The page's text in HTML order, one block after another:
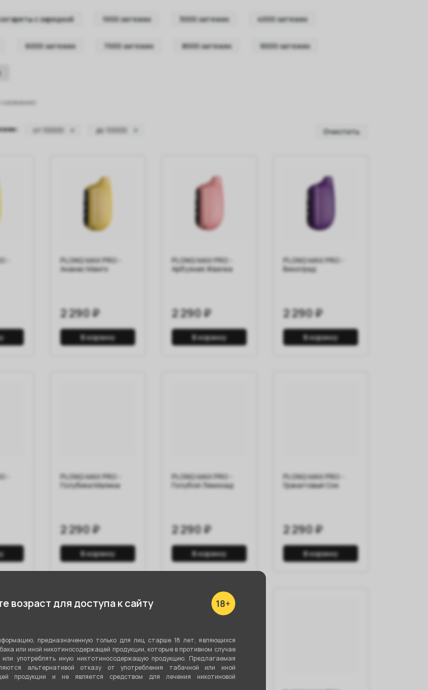
возраст для доступа к сайту
предназначенную только для лиц старше 18 лет, являющихся
или иной никотиносодержащей продукции, которые в противном случае
или употреблять иную никтотиносодержащую продукцию. Предлагаемая
альтернативой отказу от употребления табачной или иной
продукции и не является средством для лечения никотиновой
с зарядкой 1000 затяжек 3000 затяжек 4000 затяжек
6000 затяжек 7000 затяжек 8000 затяжек 9000 затяжек
названию
от 10000 до 10000 Очистить
-
PLONQ MAX PRO -
Ананас Манго
2 290 ₽
В корзину
PLONQ MAX PRO -
Арбузная Жвачка
2 290 ₽
В корзину
PLONQ MAX PRO -
Виноград
2 290 ₽
В корзину
-
PLONQ MAX PRO -
Голубика Малина
2 290 ₽
В корзину
PLONQ MAX PRO -
Голубой Лимонад
2 290 ₽
В корзину
PLONQ MAX PRO -
Гранатовый Сок
2 290 ₽
В корзину